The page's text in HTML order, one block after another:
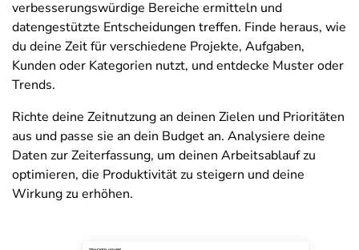
verbesserungswürdige Bereiche ermitteln und
datengestützte Entscheidungen treffen. Finde heraus, wie
du deine Zeit für verschiedene Projekte, Aufgaben,
Kunden oder Kategorien nutzt, und entdecke Muster oder
Trends.
Richte deine Zeitnutzung an deinen Zielen und Prioritäten
aus und passe sie an dein Budget an. Analysiere deine
Daten zur Zeiterfassung, um deinen Arbeitsablauf zu
optimieren, die Produktivität zu steigern und deine
Wirkung zu erhöhen.